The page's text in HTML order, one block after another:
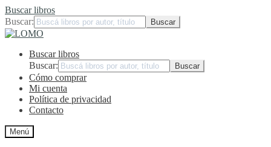
Buscar libros
Buscar:
Ir
navegación
Ir
contenidoBuscar libros
Buscar:
Cómo comprar
Mi cuenta
Política de privacidad
Contacto
Menú